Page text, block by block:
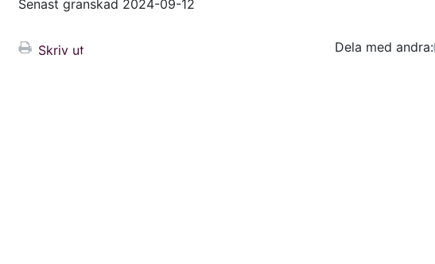
Senast granskad 2024-09-12
Skriv ut Dela med andra: